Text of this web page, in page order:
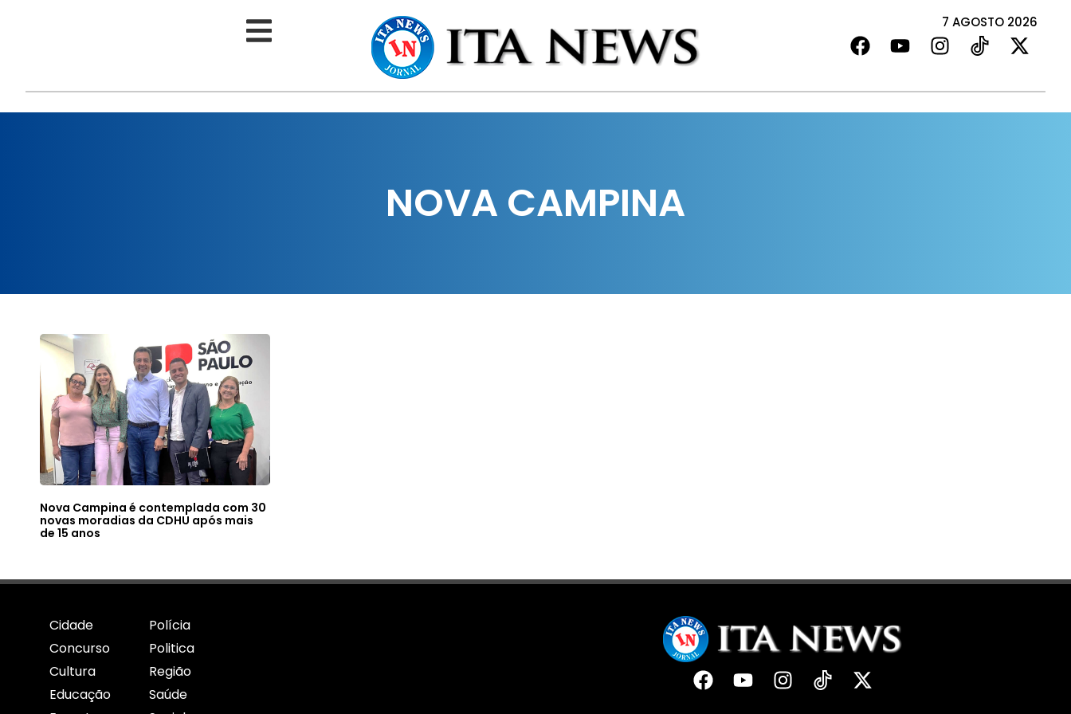
7 AGOSTO 2026
NOVA CAMPINA
Nova Campina é contemplada com 30
novas moradias da CDHU após mais
de 15 anos
Cidade
Concurso
Cultura
Educação
Polícia
Politica
Região
Saúde